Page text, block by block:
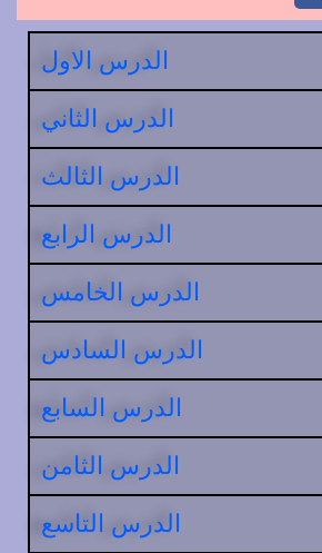
الدرس الاول
الدرس الثاني
الدرس الثالث
الدرس الرابع
الدرس الخامس
الدرس السادس
الدرس السابع
الدرس الثامن
الدرس التاسع